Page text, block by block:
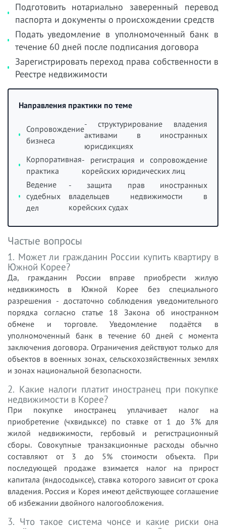
Подготовить нотариально заверенный перевод
паспорта и документы о происхождении средств
Подать уведомление в уполномоченный банк в
течение 60 дней после подписания договора
Зарегистрировать переход права собственности в
Реестре недвижимости
Направления практики по теме
Сопровождение
бизнеса
- структурирование владения
активами в иностранных
юрисдикциях
Корпоративная
практика
- регистрация и сопровождение
корейских юридических лиц
Ведение
судебных
дел
- защита прав иностранных
владельцев недвижимости в
корейских судах
Частые вопросы
1. Может ли гражданин России купить квартиру в
Южной Корее?
Да, гражданин России вправе приобрести жилую
недвижимость в Южной Корее без специального
разрешения - достаточно соблюдения уведомительного
порядка согласно статье 18 Закона об иностранном
обмене и торговле. Уведомление подаётся в
уполномоченный банк в течение 60 дней с момента
заключения договора. Ограничения действуют только для
объектов в военных зонах, сельскохозяйственных землях
и зонах национальной безопасности.
2. Какие налоги платит иностранец при покупке
недвижимости в Корее?
При покупке иностранец уплачивает налог на
приобретение (чхвидыксе) по ставке от 1 до 3% для
жилой недвижимости, гербовый и регистрационный
сборы. Совокупные транзакционные расходы обычно
составляют от 3 до 5% стоимости объекта. При
последующей продаже взимается налог на прирост
капитала (яндосодыксе), ставка которого зависит от срока
владения. Россия и Корея имеют действующее соглашение
об избежании двойного налогообложения.
3. Что такое система чонсе и какие риски она